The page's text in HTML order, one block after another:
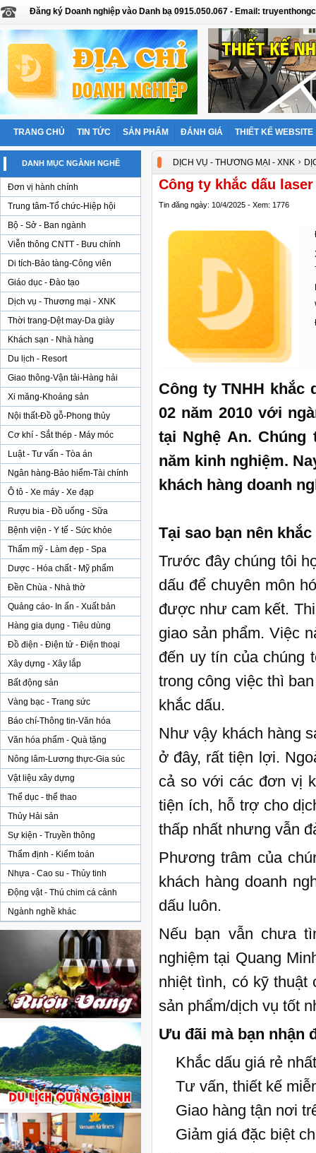
Đăng ký Doanh nghiệp vào Danh bạ 0915.050.067 - Email:
TRANG CHỦ TIN TỨC SẢN PHẨM ĐÁNH GIÁ THIẾT KẾ WEBSITE
DANH MỤC NGÀNH NGHỀ
Đơn vị hành chính
Trung tâm-Tổ chức-Hiệp hội
Bộ - Sở - Ban ngành
Viễn thông CNTT - Bưu chính
Di tích-Bảo tàng-Công viên
Giáo dục - Đào tạo
Dịch vụ - Thương mại - XNK
Thời trang-Dệt may-Da giày
Khách sạn - Nhà hàng
Du lịch - Resort
Giao thông-Vận tải-Hàng hải
Xi măng-Khoáng sản
Nội thất-Đồ gỗ-Phong thủy
Cơ khí - Sắt thép - Máy móc
Luật - Tư vấn - Tòa án
Ngân hàng-Bảo hiểm-Tài chính
Ô tô - Xe máy - Xe đạp
Rượu bia - Đồ uống - Sữa
Bệnh viện - Y tế - Sức khỏe
Thẩm mỹ - Làm đẹp - Spa
Dược - Hóa chất - Mỹ phẩm
Đền Chùa - Nhà thờ
Quảng cáo- In ấn - Xuất bản
Hàng gia dụng - Tiêu dùng
Đồ điện - Điện tử - Điện thoại
Xây dựng - Xây lắp
Bất động sản
Vàng bạc - Trang sức
Báo chí-Thông tin-Văn hóa
Văn hóa phẩm - Quà tặng
Nông lâm-Lương thực-Gia súc
Vật liệu xây dựng
Thể dục - thể thao
Thủy Hải sản
Sự kiện - Truyền thông
Thẩm định - Kiểm toán
Nhựa - Cao su - Thủy tinh
Động vật - Thú chim cá cảnh
Ngành nghề khác
DỊCH VỤ - THƯƠNG MẠI - XNK ›
Công ty khắc dấu laser
Tin đăng ngày: 10/4/2025 - Xem: 1776
Công ty TNHH khắc
02 năm 2010 với
tại Nghệ An.
năm kinh nghiệm.
khách hàng doanh
Tại sao bạn nên
Trước đây chúng tôi
dấu để chuyên môn
được như cam kết.
giao sản phẩm. Việc
đến uy tín của chúng
trong công việc thì
khắc dấu.
Như vậy khách hàng
ở đây, rất tiện lợi.
cả so với các đơn vị
tiện ích, hỗ trợ cho
thấp nhất nhưng vẫn
Phương trâm của
khách hàng doanh
dấu luôn.
Nếu bạn vẫn chưa
nghiệm tại Quang
nhiệt tình, có kỹ thuật
sản phẩm/dịch vụ tốt
Ưu đãi mà bạn nhận
Khắc dấu giá rẻ
Tư vấn, thiết kế
Giao hàng tận nơi
Giảm giá đặc biệt